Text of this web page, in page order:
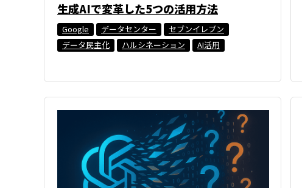
生成AIで変革した5つの活用方法
Google データセンター
セブンイレブン
データ民主化
ハルシネーション AI活用